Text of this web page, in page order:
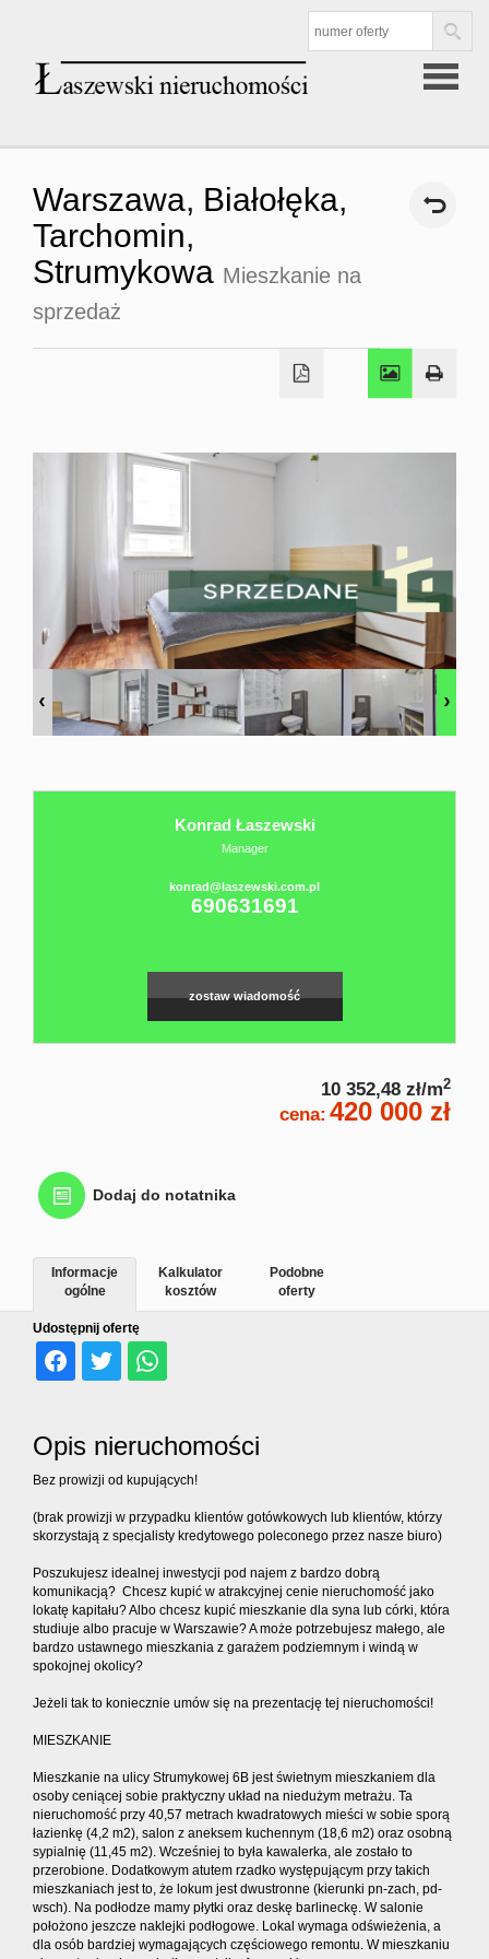
Strona
sprzedaż
sprzedaż
Twój
Home
Warszawa, Białołęka,
Tarchomin,
Strumykowa Mieszkanie na
sprzedaż
Konrad Łaszewski
Manager
konrad@laszewski.com.pl
690631691
zostaw wiadomość
10 352,48 zł/m2
cena: 420 000 zł
Dodaj do notatnika
Udostępnij ofertę
Informacje
ogólne
Kalkulator
kosztów
Podobne
oferty
Opis nieruchomości
Bez prowizji od kupujących!
(brak prowizji w przypadku klientów gotówkowych lub klientów, którzy
skorzystają z specjalisty kredytowego poleconego przez nasze biuro)
Poszukujesz idealnej inwestycji pod najem z bardzo dobrą
komunikacją? Chcesz kupić w atrakcyjnej cenie nieruchomość jako
lokatę kapitału? Albo chcesz kupić mieszkanie dla syna lub córki, która
studiuje albo pracuje w Warszawie? A może potrzebujesz małego, ale
bardzo ustawnego mieszkania z garażem podziemnym i windą w
spokojnej okolicy?
Jeżeli tak to koniecznie umów się na prezentację tej nieruchomości!
MIESZKANIE
Mieszkanie na ulicy Strumykowej 6B jest świetnym mieszkaniem dla
osoby ceniącej sobie praktyczny układ na niedużym metrażu. Ta
nieruchomość przy 40,57 metrach kwadratowych mieści w sobie sporą
łazienkę (4,2 m2), salon z aneksem kuchennym (18,6 m2) oraz osobną
sypialnię (11,45 m2). Wcześniej to była kawalerka, ale zostało to
przerobione. Dodatkowym atutem rzadko występującym przy takich
mieszkaniach jest to, że lokum jest dwustronne (kierunki pn-zach, pd-
wsch). Na podłodze mamy płytki oraz deskę barlineckę. W salonie
położono jeszcze naklejki podłogowe. Lokal wymaga odświeżenia, a
dla osób bardziej wymagających częściowego remontu. W mieszkaniu